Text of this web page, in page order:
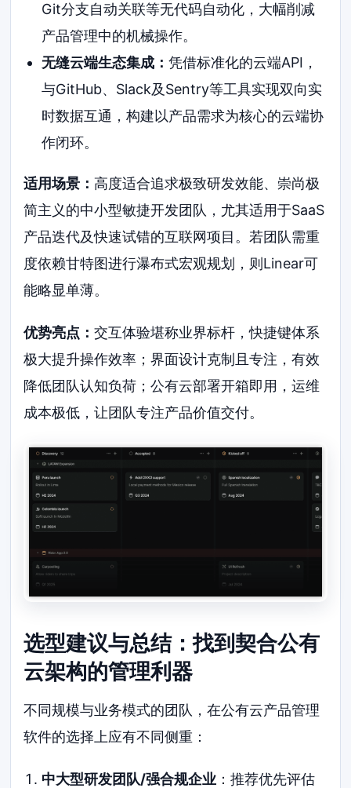
Git分支自动关联等无代码自动化，大幅削减
产品管理中的机械操作。
无缝云端生态集成： 凭借标准化的云端API，
与GitHub、Slack及Sentry等工具实现双向实
时数据互通，构建以产品需求为核心的云端协
作闭环。
适用场景：高度适合追求极致研发效能、崇尚极
简主义的中小型敏捷开发团队，尤其适用于SaaS
产品迭代及快速试错的互联网项目。若团队需重
度依赖甘特图进行瀑布式宏观规划，则Linear可
能略显单薄。
优势亮点：交互体验堪称业界标杆，快捷键体系
极大提升操作效率；界面设计克制且专注，有效
降低团队认知负荷；公有云部署开箱即用，运维
成本极低，让团队专注产品价值交付。
选型建议与总结：找到契合公有
云架构的管理利器
不同规模与业务模式的团队，在公有云产品管理
软件的选择上应有不同侧重：
中大型研发团队/强合规企业：推荐优先评估